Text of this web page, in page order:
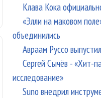
о Игорь Костолевский
Клава Кока
«Элли на маковом
объединились
Авраам Руссо
Сергей Сычёв - «Хит-
исследование»
Suno внедрил